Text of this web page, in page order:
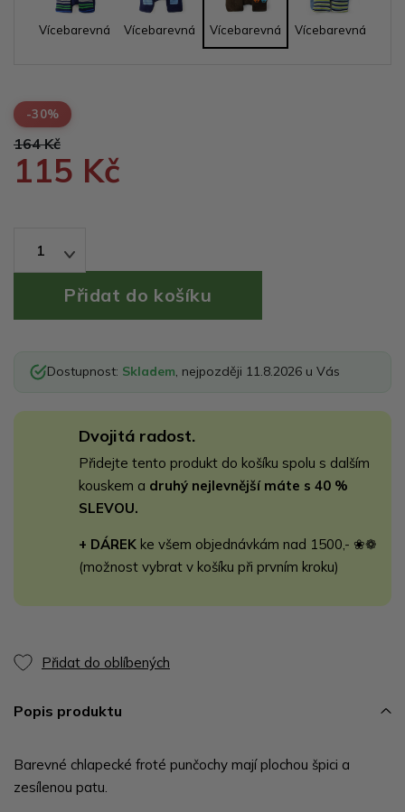
Vícebarevná Vícebarevná Vícebarevná Vícebarevná
-30%
164 Kč
115 Kč
1
Dostupnost: Skladem, nejpozději 11.8.2026 u Vás
Dvojitá radost.
Přidejte tento produkt do košíku spolu s dalším
kouskem a druhý nejlevnější máte s 40 %
SLEVOU.
+ DÁREK ke všem objednávkám nad 1500,- ❀❁
(možnost vybrat v košíku při prvním kroku)
Přidat do oblíbených
Popis produktu
Barevné chlapecké froté punčochy mají plochou špici a
zesílenou patu.